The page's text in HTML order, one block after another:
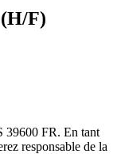
F)
39600 FR. En tant
responsable de la